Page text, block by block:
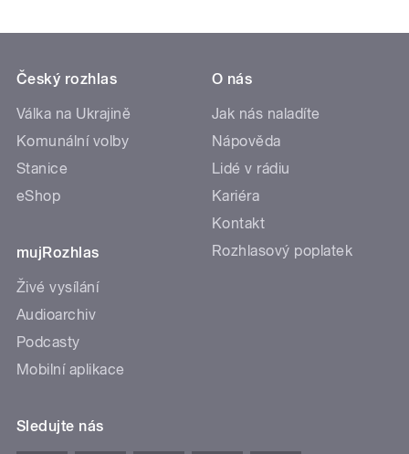
Český rozhlas
Válka na Ukrajině
Komunální volby
Stanice
eShop
mujRozhlas
Živé vysílání
Audioarchiv
Podcasty
Mobilní aplikace
O nás
Jak nás naladíte
Nápověda
Lidé v rádiu
Kariéra
Kontakt
Rozhlasový poplatek
Sledujte nás